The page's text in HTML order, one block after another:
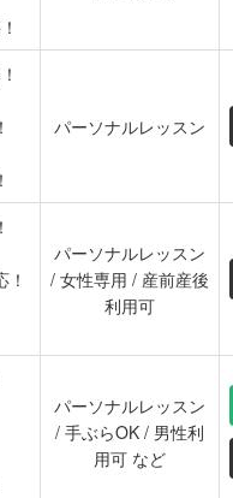
パーソナルレッスン
パーソナルレッスン
/ 女性専用 / 産前産後
利用可
パーソナルレッスン
/ 手ぶらOK / 男性利
用可 など